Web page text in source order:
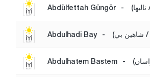
Abdülfettah Güngör -
Abdulhadi Bay -
Abdulhatem Bastem -